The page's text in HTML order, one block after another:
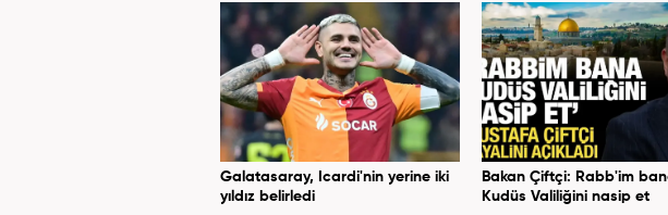
Galatasaray, Icardi'nin yerine iki
yıldız belirledi
Bakan Çiftçi: Rabb'im
Kudüs Valiliğini nasip et